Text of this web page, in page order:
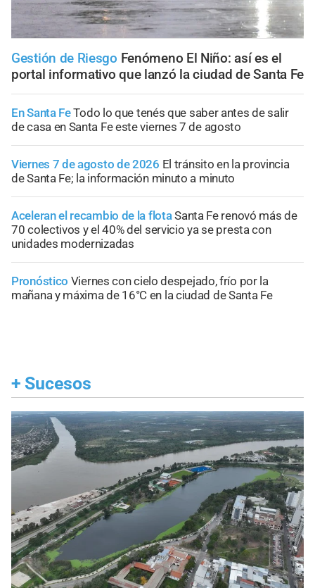
Gestión de Riesgo Fenómeno El Niño: así es el
portal informativo que lanzó la ciudad de Santa Fe
En Santa FeTodo lo que tenés que saber antes de salir
de casa en Santa Fe este viernes 7 de agosto
Viernes 7 de agosto de 2026 El tránsito en la provincia
de Santa Fe; la información minuto a minuto
Aceleran el recambio de la flotaSanta Fe renovó más de
70 colectivos y el 40% del servicio ya se presta con
unidades modernizadas
Pronóstico Viernes con cielo despejado, frío por la
mañana y máxima de 16°C en la ciudad de Santa Fe
+ Sucesos